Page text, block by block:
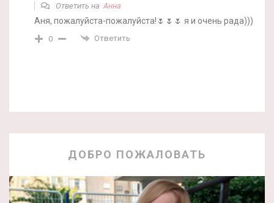
Ответить на Анна
Аня, пожалуйста-пожалуйста!🌷🌷🌷 я и очень рада)))
0 Ответить
ДОБРО ПОЖАЛОВАТЬ